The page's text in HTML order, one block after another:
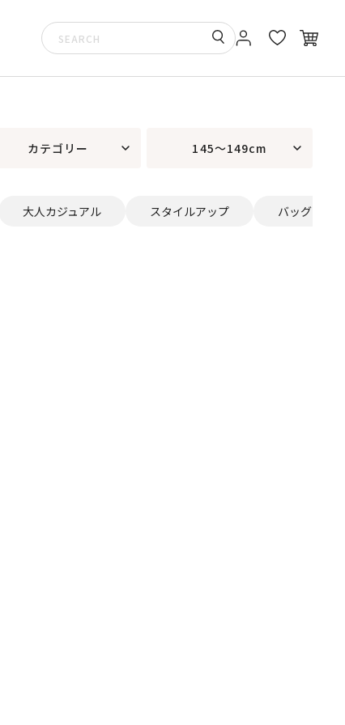
カテゴリー 145～149cm
大人カジュアル スタイルアップ バッグ